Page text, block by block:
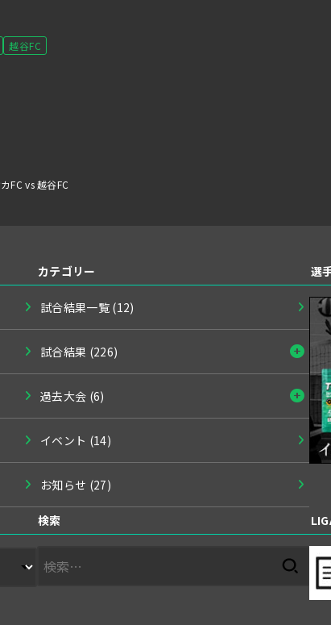
越谷FC
FC vs 越谷FC
カテゴリー
試合結果一覧 (12)
試合結果 (226)
過去大会 (6)
イベント (14)
お知らせ (27)
選
検索